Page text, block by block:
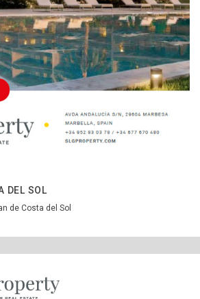
DEL SOL
de Costa del Sol